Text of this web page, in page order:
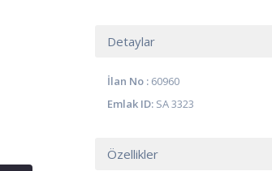
Detaylar
İlan No : 60960
Emlak ID: SA 3323
Özellikler